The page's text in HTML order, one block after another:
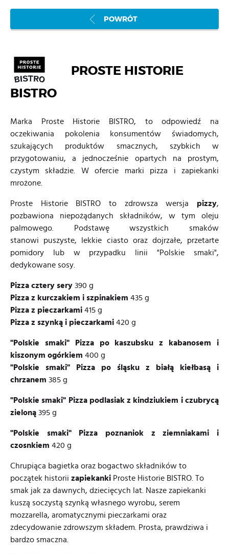
POWRÓT
PROSTE HISTORIE
BISTRO
Marka Proste Historie BISTRO, to odpowiedź na
oczekiwania pokolenia konsumentów świadomych,
szukających produktów smacznych, szybkich w
przygotowaniu, a jednocześnie opartych na prostym,
czystym składzie. W ofercie marki pizza i zapiekanki
mrożone.
Proste Historie BISTRO to zdrowsza wersja pizzy,
pozbawiona niepożądanych składników, w tym oleju
palmowego. Podstawę wszystkich smaków
stanowi puszyste, lekkie ciasto oraz dojrzałe, przetarte
pomidory lub w przypadku linii "Polskie smaki",
dedykowane sosy.
Pizza cztery sery 390 g
Pizza z kurczakiem i szpinakiem 435 g
Pizza z pieczarkami 415 g
Pizza z szynką i pieczarkami 420 g
"Polskie smaki" Pizza po kaszubsku z kabanosem i
kiszonym ogórkiem 400 g
"Polskie smaki" Pizza po śląsku z białą kiełbasą i
chrzanem 385 g
"Polskie smaki" Pizza podlasiak z kindziukiem i czubrycą
zieloną 395 g
"Polskie smaki" Pizza poznaniok z ziemniakami i
czosnkiem 420 g
Chrupiąca bagietka oraz bogactwo składników to
początek historii zapiekanki Proste Historie BISTRO. To
smak jak za dawnych, dziecięcych lat. Nasze zapiekanki
kuszą soczystą szynką własnego wyrobu, serem
mozzarella, aromatycznymi pieczarkami oraz
zdecydowanie zdrowszym składem. Prosta, prawdziwa i
bardzo smaczna.